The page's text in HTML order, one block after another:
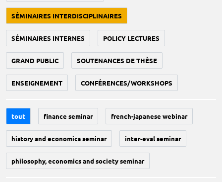
SÉMINAIRES INTERDISCIPLINAIRES
SÉMINAIRES INTERNES POLICY LECTURES
GRAND PUBLIC SOUTENANCES DE THÈSE
ENSEIGNEMENT CONFÉRENCES/WORKSHOPS
tout finance seminar french-japanese webinar
history and economics seminar inter-eval seminar
philosophy, economics and society seminar